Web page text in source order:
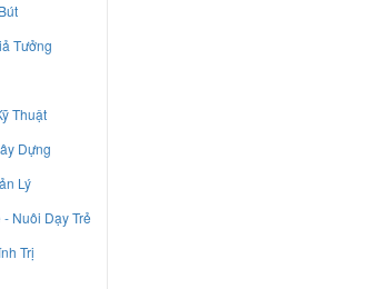
Tưởng
Thuật
Dựng
Lý
Nuôi Dạy Trẻ
Trị